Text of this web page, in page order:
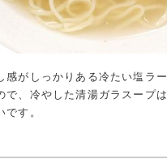
感がしっかりある冷たい塩ラ
で、冷やした清湯ガラスープ
です。